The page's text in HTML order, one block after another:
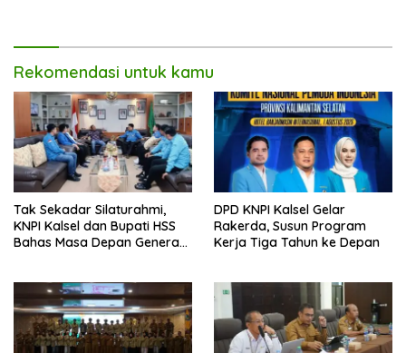
Rekomendasi untuk kamu
Tak Sekadar Silaturahmi,
KNPI Kalsel dan Bupati HSS
Bahas Masa Depan Generasi
DPD KNPI Kalsel Gelar
Rakerda, Susun Program
Kerja Tiga Tahun ke Depan